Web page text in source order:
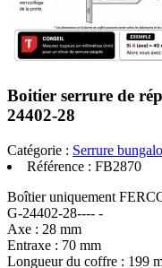
Boitier serrure de
24402-28
Catégorie : Serrure
Référence : FB2870
Boîtier uniquement
G-24402-28---- -
Axe : 28 mm
Entraxe : 70 mm
Longueur du coffre : 199